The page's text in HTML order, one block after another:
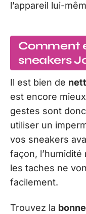
l’appareil lui-
Comment
sneakers
Il est bien de
est encore
gestes sont
utiliser un
vos sneakers
façon,
les taches ne
facilement.
Trouvez la